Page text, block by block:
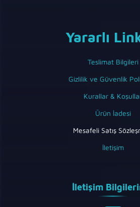
Yararlı
Teslimat Bilgileri
Gizlilik ve Güvenlik
Kurallar &
Ürün İadesi
Mesafeli Satış
İletişim
İletişim